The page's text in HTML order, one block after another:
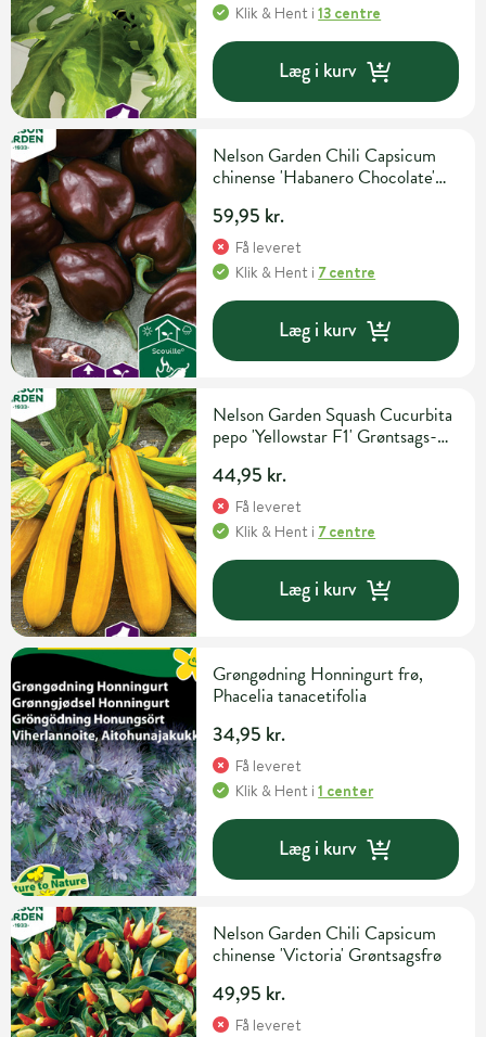
Klik & Hent i13 centre
Læg i kurv
Nelson Garden Chili Capsicum
chinense 'Habanero Chocolate'
59,95 kr.
Få leveret
Klik & Hent i 7 centre
Læg i kurv
Nelson Garden Squash Cucurbita
pepo 'Yellowstar F1' Grøntsags-
44,95 kr.
Få leveret
Klik & Hent i 7 centre
Læg i kurv
Grøngødning Honningurt frø,
Phacelia tanacetifolia
34,95 kr.
Få leveret
Klik & Hent i1 center
Læg i kurv
Nelson Garden Chili Capsicum
chinense 'Victoria' Grøntsagsfrø
49,95 kr.
Få leveret